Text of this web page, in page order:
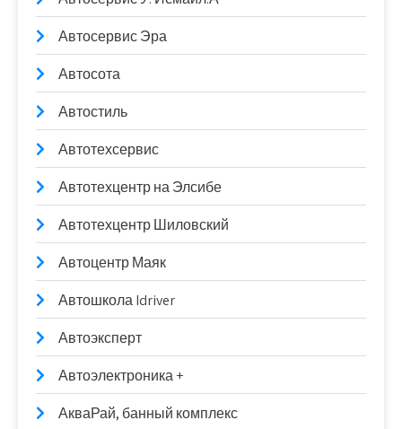
Автосервис Эра
Автосота
Автостиль
Автотехсервис
Автотехцентр на Элсибе
Автотехцентр Шиловский
Автоцентр Маяк
Автошкола Idriver
Автоэксперт
Автоэлектроника +
АкваРай, банный комплекс